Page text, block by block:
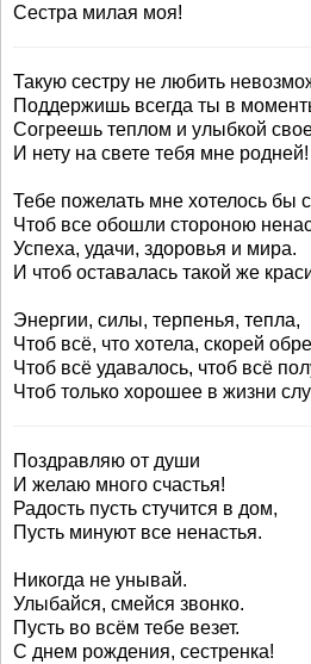
Сестра милая моя!
Такую сестру не любить
Поддержишь всегда ты в
Согреешь теплом и улыбкой
И нету на свете тебя мне родней!
Тебе пожелать мне хотелось бы
Чтоб все обошли стороною
Успеха, удачи, здоровья и мира.
И чтоб оставалась такой же
Энергии, силы, терпенья, тепла,
Чтоб всё, что хотела, скорей
Чтоб всё удавалось, чтоб всё
Чтоб только хорошее в жизни
Поздравляю от души
И желаю много счастья!
Радость пусть стучится в дом,
Пусть минуют все ненастья.
Никогда не унывай.
Улыбайся, смейся звонко.
Пусть во всём тебе везет.
С днем рождения, сестренка!